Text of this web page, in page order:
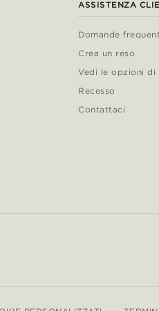
ASSISTENZA
Domande
Crea un reso
Vedi le opzioni di
Recesso
Contattaci